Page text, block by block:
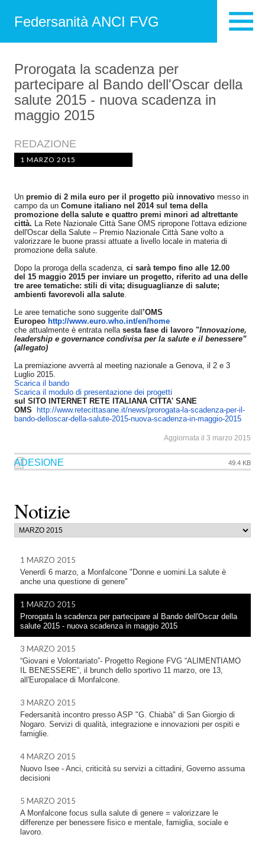
Federsanità ANCI FVG
Notizie
1 MARZO 2015
Venerdì 6 marzo, a Monfalcone "Donne e uomini.La salute è
anche una questione di genere"
1 MARZO 2015
Prorogata la scadenza per partecipare al Bando dell'Oscar della
salute 2015 - nuova scadenza in maggio 2015
3 MARZO 2015
“Giovani e Volontariato”- Progetto Regione FVG “ALIMENTIAMO
IL BENESSERE”, il brunch dello sportivo 11 marzo, ore 13,
all'Europalace di Monfalcone.
3 MARZO 2015
Federsanità incontro presso ASP "G. Chiabà" di San Giorgio di
Nogaro. Servizi di qualità, integrazione e innovazioni per ospiti e
famiglie.
4 MARZO 2015
Nuovo Isee - Anci, criticità su servizi a cittadini, Governo assuma
decisioni
5 MARZO 2015
A Monfalcone focus sulla salute di genere = valorizzare le
differenze per benessere fisico e mentale, famiglia, sociale e
lavoro.
Prorogata la scadenza per
partecipare al Bando dell'Oscar della
salute 2015 - nuova scadenza in
maggio 2015
REDAZIONE
1 MARZO 2015
Un premio di 2 mila euro per il progetto più innovativo messo in
campo da un Comune italiano nel 2014 sul tema della
promozione della salute e quattro premi minori ad altrettante
città. La Rete Nazionale Città Sane OMS ripropone l'ottava edizione
dell'Oscar della Salute – Premio Nazionale Città Sane volto a
valorizzare le buone prassi attuate a livello locale in materia di
promozione della salute.
Dopo la proroga della scadenza, ci sarà tempo fino alle 12.00
del 15 maggio 2015 per inviare un progetto, riferito ad una delle
tre aree tematiche: stili di vita; disuguaglianze di salute;
ambienti favorevoli alla salute
Le aree tematiche sono suggerite dall’OMS
Europeo http://www.euro.who.int/en/home
che attualmente è entrata nella sesta fase di lavoro "Innovazione,
leadership e governance condivisa per la salute e il benessere”
(allegato)
La premiazione avverrà al meeting nazionale a Genova, il 2 e 3
Luglio 2015.
Scarica il bando
Scarica il modulo di presentazione dei progetti
sul SITO INTERNET RETE ITALIANA CITTA' SANE
OMS http://www.retecittasane.it/news/prorogata-la-scadenza-per-il-
bando-delloscar-della-salute-2015-nuova-scadenza-in-maggio-2015
Aggiornata il 3 marzo 2015
ADESIONE 49.4 KB